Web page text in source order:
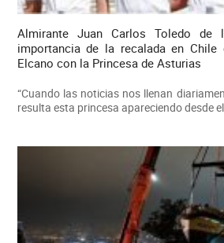
Almirante Juan Carlos Toledo de
importancia de la recalada en Chile
Elcano con la Princesa de Asturias
“Cuando las noticias nos llenan
resulta esta princesa apareciendo desde